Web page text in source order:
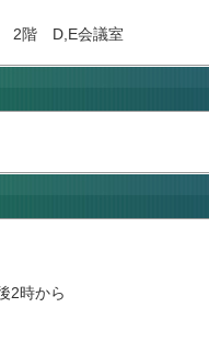
2階 D,E会議室
2時から